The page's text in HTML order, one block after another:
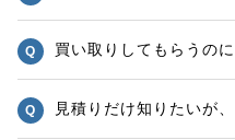
買い取りしてもらうの
見積りだけ知りたいが